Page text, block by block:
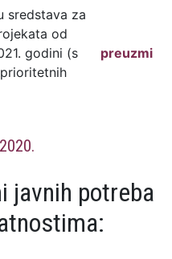
sredstava za
od
godini (s
preuzmi
javnih potreba